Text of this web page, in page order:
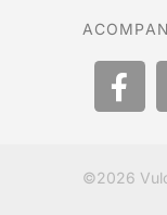
©2026